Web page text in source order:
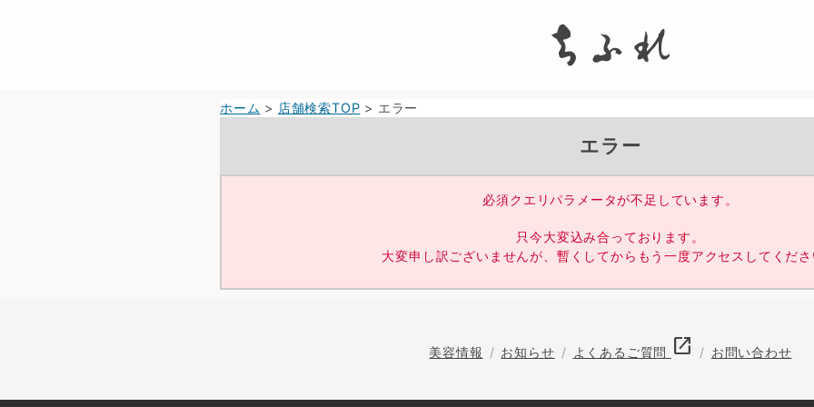
ホーム > 店舗検索TOP > エラー
エラー
必須クエリパラメータが不足しています。
只今大変込み合っております。
大変申し訳ございませんが、暫くしてからもう一度アクセスしてくだ
美容情報 お知らせ よくあるご質問 open_in_new お問い合わせ